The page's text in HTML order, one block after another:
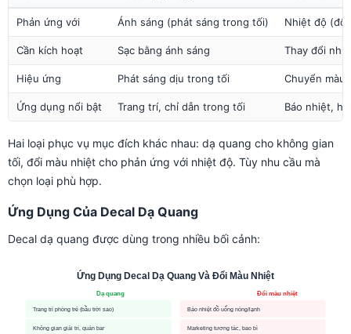
Phản ứng với Ánh sáng (phát sáng trong tối) Nhiệt độ (đổi
Cần kích hoạt Sạc bằng ánh sáng Thay đổi
Hiệu ứng Phát sáng dịu trong tối Chuyển
Ứng dụng nổi bật Trang trí, chỉ dẫn trong tối Báo nhiệt,
Hai loại phục vụ mục đích khác nhau: dạ quang cho không gian
tối, đổi màu nhiệt cho phản ứng với nhiệt độ. Tùy nhu cầu mà
chọn loại phù hợp.
Ứng Dụng Của Decal Dạ Quang
Decal dạ quang được dùng trong nhiều bối cảnh: